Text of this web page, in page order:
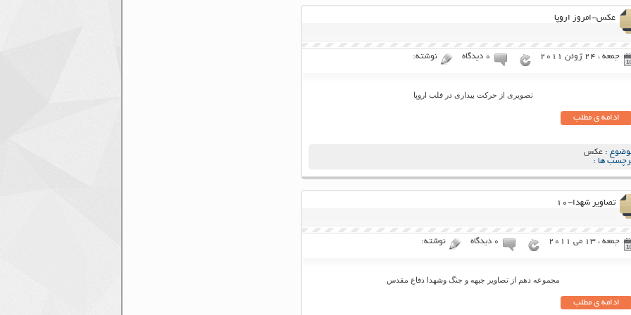
عکس-امروز اروپا
جمعه ، 24 ژوئن 2011 ۰ دیدگاه نوشته:
تصویری از حرکت بیداری در قلب اروپا
ادامه ی مطلب
: عکس
ها :
تصاویر شهدا-۱۰
جمعه ، 13 می 2011 ۰ دیدگاه نوشته:
مجموعه دهم از تصاویر جبهه و جنگ وشهدا دفاع مقدس
ادامه ی مطلب